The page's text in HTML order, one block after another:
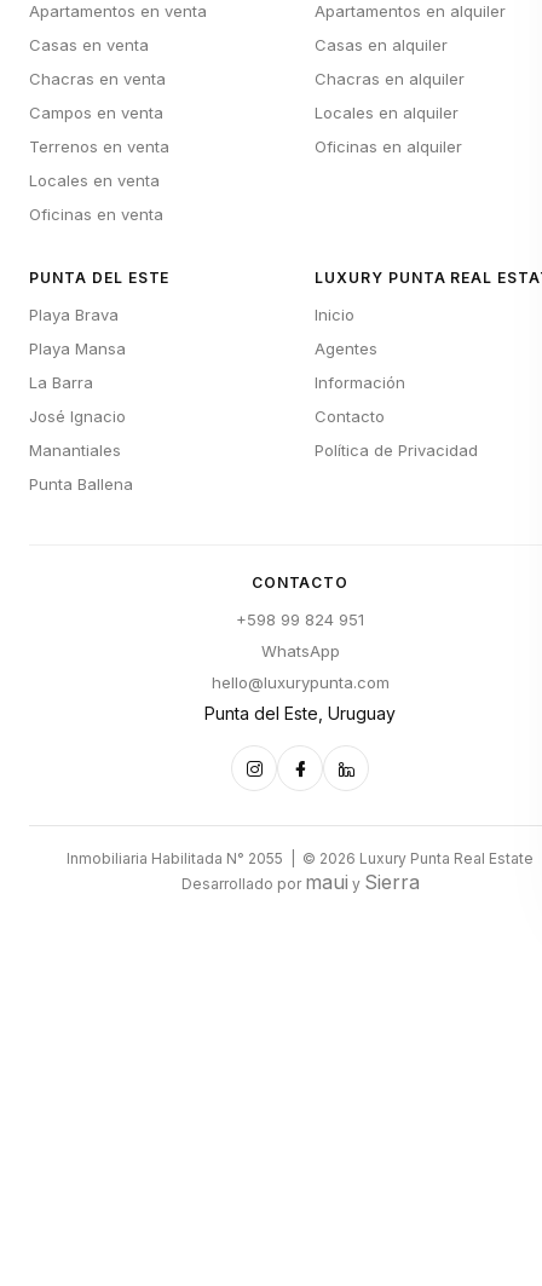
Apartamentos en venta
Casas en venta
Chacras en venta
Campos en venta
Terrenos en venta
Locales en venta
Oficinas en venta
Apartamentos en alquiler
Casas en alquiler
Chacras en alquiler
Locales en alquiler
Oficinas en alquiler
PUNTA DEL ESTE
Playa Brava
Playa Mansa
La Barra
José Ignacio
Manantiales
Punta Ballena
LUXURY PUNTA REAL
Inicio
Agentes
Información
Contacto
Política de Privacidad
CONTACTO
+598 99 824 951
WhatsApp
hello@luxurypunta.com
Punta del Este, Uruguay
Inmobiliaria Habilitada N° 2055 | © 2026 Luxury Punta Real Estate
Desarrollado por maui y Sierra